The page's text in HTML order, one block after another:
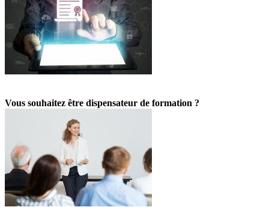
Vous souhaitez être dispensateur de formation ?